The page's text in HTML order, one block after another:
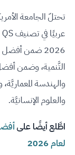
والعلوم الإنسانيَّة.
اطَّلع أيضًا على
لعام 2026